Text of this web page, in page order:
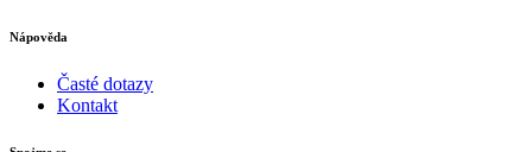
Nápověda
Časté dotazy
Kontakt